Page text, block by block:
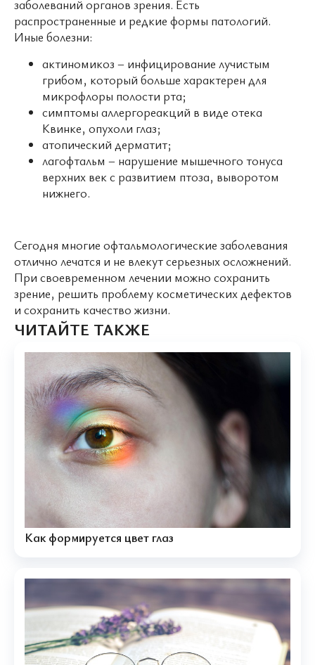
заболеваний органов зрения. Есть
распространенные и редкие формы патологий.
Иные болезни:
актиномикоз – инфицирование лучистым
грибом, который больше характерен для
микрофлоры полости рта;
симптомы аллергореакций в виде отека
Квинке, опухоли глаз;
атопический дерматит;
лагофтальм – нарушение мышечного тонуса
верхних век с развитием птоза, выворотом
нижнего.
Сегодня многие офтальмологические заболевания
отлично лечатся и не влекут серьезных осложнений.
При своевременном лечении можно сохранить
зрение, решить проблему косметических дефектов
и сохранить качество жизни.
ЧИТАЙТЕ ТАКЖЕ
Как формируется цвет глаз